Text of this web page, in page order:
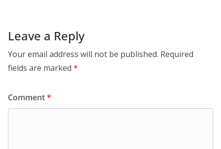
Leave a Reply
Your email address will not be published. Required
fields are marked *
Comment*